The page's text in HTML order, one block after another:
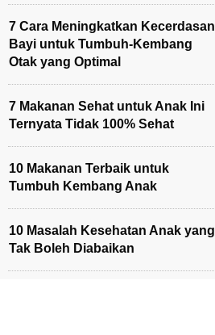
7 Cara Meningkatkan Kecerdasan
Bayi untuk Tumbuh-Kembang
Otak yang Optimal
7 Makanan Sehat untuk Anak Ini
Ternyata Tidak 100% Sehat
10 Makanan Terbaik untuk
Tumbuh Kembang Anak
10 Masalah Kesehatan Anak yang
Tak Boleh Diabaikan